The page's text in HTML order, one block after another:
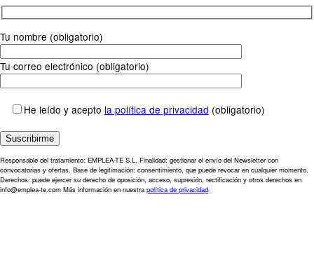
Tu nombre (obligatorio)
Tu correo electrónico (obligatorio)
He leído y acepto la política de privacidad (obligatorio)
Responsable del tratamiento: EMPLEA-TE S.L. Finalidad: gestionar el envío del Newsletter con
convocatorias y ofertas. Base de legitimación: consentimiento, que puede revocar en cualquier momento.
Derechos: puede ejercer su derecho de oposición, acceso, supresión, rectificación y otros derechos en
info@emplea-te.com Más información en nuestra política de privacidad